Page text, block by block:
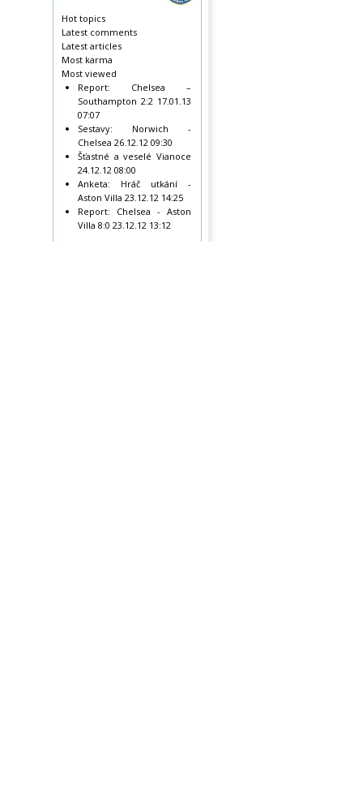
Hot topics
Latest comments
Latest articles
Most karma
Most viewed
Report: Chelsea –
Southampton 2:2 17.01.13
07:07
Sestavy: Norwich -
Chelsea 26.12.12 09:30
Šťastné a veselé Vianoce
24.12.12 08:00
Anketa: Hráč utkání -
Aston Villa 23.12.12 14:25
Report: Chelsea - Aston
Villa 8:0 23.12.12 13:12